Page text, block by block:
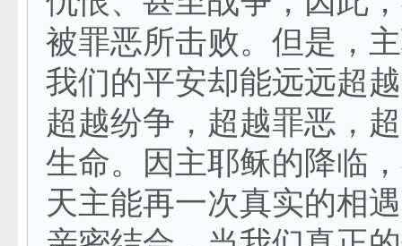
被罪恶所击败。但是，
我们的平安却能远远超
超越纷争，超越罪恶，
生命。因主耶稣的降临
天主能再一次真实的相